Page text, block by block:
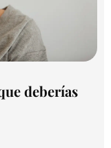
deberías